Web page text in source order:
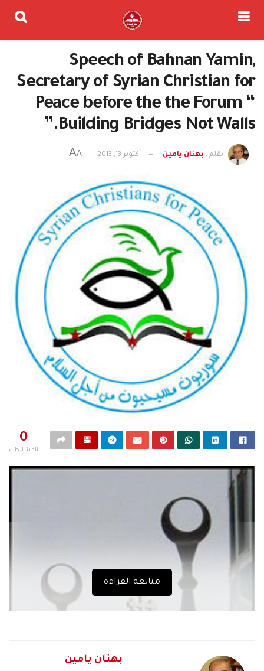
Speech of Bahnan Yamin,
Secretary of Syrian Christian for
Peace before the the Forum “
Building Bridges Not Walls.”
بقلم . بهنان يامين أكتوبر 13, 2013 A
A
0
المشاركات
متابعة القراءة
بهنان يامين